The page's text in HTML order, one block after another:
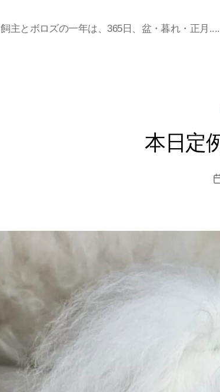
飼主とボロズの一年は、365日、盆・暮れ・正月
本日定